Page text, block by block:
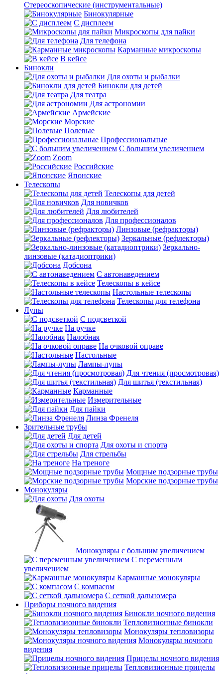
Стереоскопические (инструментальные)
Бинокулярные
С дисплеем
Микроскопы для пайки
Для телефона
Карманные микроскопы
В кейсе
Бинокли
Для охоты и рыбалки
Бинокли для детей
Для театра
Для астрономии
Армейские
Морские
Полевые
Профессиональные
С большим увеличением
Zoom
Российские
Японские
Телескопы
Телескопы для детей
Для новичков
Для любителей
Для профессионалов
Линзовые (рефракторы)
Зеркальные (рефлекторы)
Зеркально-
линзовые (катадиоптрики)
Добсона
С автонаведением
Телескопы в кейсе
Настольные телескопы
Телескопы для телефона
Лупы
С подсветкой
На ручке
Налобная
На очковой оправе
Настольные
Лампы-лупы
Для чтения (просмотровая)
Для шитья (текстильная)
Карманные
Измерительные
Для пайки
Линза Френеля
Зрительные трубы
Для детей
Для охоты и спорта
Для стрельбы
На треноге
Мощные подзорные трубы
Морские подзорные трубы
Монокуляры
Для охоты
Монокуляры с большим увеличением
С переменным
увеличением
Карманные монокуляры
С компасом
С сеткой дальномера
Приборы ночного видения
Бинокли ночного видения
Тепловизионные бинокли
Монокуляры тепловизоры
Монокуляры ночного
видения
Прицелы ночного видения
Тепловизионные прицелы